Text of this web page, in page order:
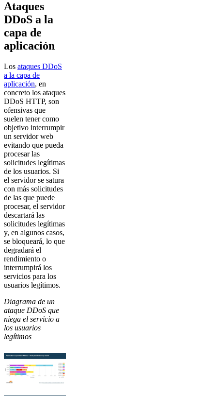
Ataques
DDoS a la
capa de
aplicación
Los ataques DDoS
a la capa de
aplicación, en
concreto los ataques
DDoS HTTP, son
ofensivas que
suelen tener como
objetivo interrumpir
un servidor web
evitando que pueda
procesar las
solicitudes legítimas
de los usuarios. Si
el servidor se satura
con más solicitudes
de las que puede
procesar, el servidor
descartará las
solicitudes legítimas
y, en algunos casos,
se bloqueará, lo que
degradará el
rendimiento o
interrumpirá los
servicios para los
usuarios legítimos.
Diagrama de un
ataque DDoS que
niega el servicio a
los usuarios
legítimos